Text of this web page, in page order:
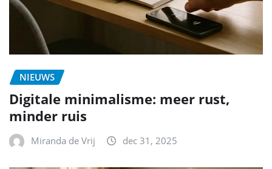
NIEUWS
Digitale minimalisme: meer rust,
minder ruis
Miranda de Vrij dec 31, 2025